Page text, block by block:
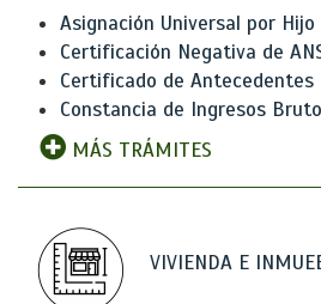
Asignación Universal por Hijo
Certificación Negativa de
Certificado de Antecedentes
Constancia de Ingresos
MÁS TRÁMITES
VIVIENDA E